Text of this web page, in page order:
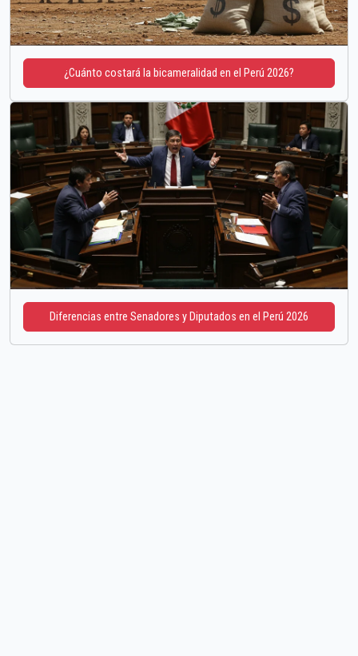
¿Cuánto costará la bicameralidad en el Perú 2026?
Diferencias entre Senadores y Diputados en el Perú 2026